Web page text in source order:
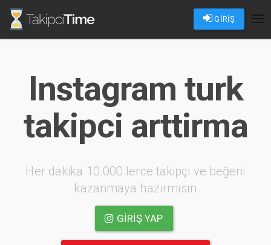
GİRİŞ
Instagram turk
takipci arttirma
Her dakika 10.000 lerce takipçi ve beğeni
kazanmaya hazırmısın
GIRIŞ YAP